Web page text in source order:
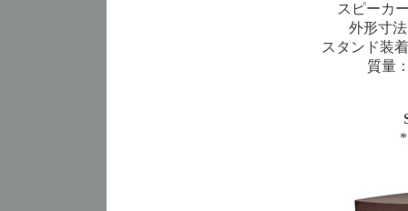
スピーカ
外形寸
スタンド装
質量